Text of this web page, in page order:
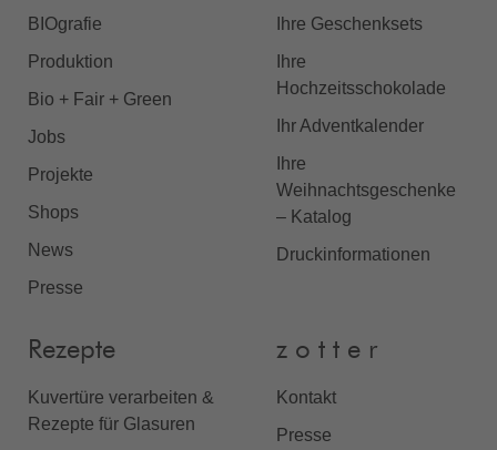
BIOgrafie
Produktion
Bio + Fair + Green
Jobs
Projekte
Shops
News
Presse
Ihre Geschenksets
Ihre
Hochzeitsschokolade
Ihr Adventkalender
Ihre
Weihnachtsgeschenke
– Katalog
Druckinformationen
Rezepte
Kuvertüre verarbeiten &
Rezepte für Glasuren
z o t t e r
Kontakt
Presse